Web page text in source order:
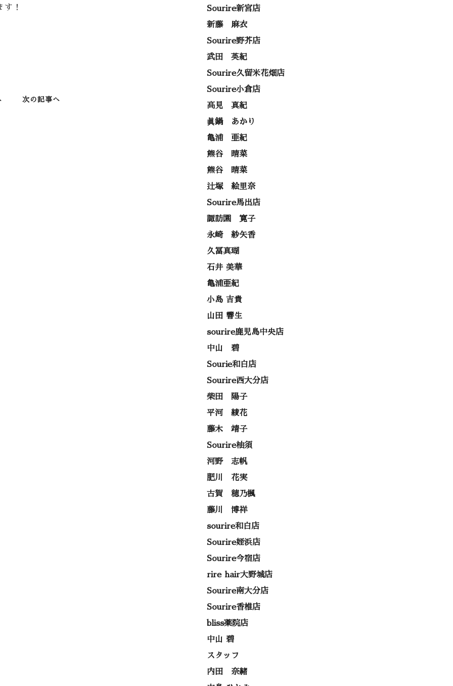
！
次の記事へ
Sourire新宮店
新藤 麻衣
Sourire野芥店
武田 英紀
Sourire久留米花畑店
Sourire小倉店
高見 真紀
眞鍋 あかり
亀浦 亜紀
熊谷 晴菜
熊谷 晴菜
辻塚 絵里奈
Sourire馬出店
諏訪園 寛子
永崎 紗矢香
久冨真瑚
石井 美華
亀浦亜紀
小島 吉貴
山田 響生
sourire鹿児島中央店
中山 碧
Sourie和白店
Sourire西大分店
柴田 陽子
平河 綾花
藤木 靖子
Sourire柚須
河野 志帆
肥川 花実
古賀 穂乃楓
藤川 博祥
sourire和白店
Sourire姪浜店
Sourire今宿店
rire hair大野城店
Sourire南大分店
Sourire香椎店
bliss薬院店
中山 碧
スタッフ
内田 奈緒